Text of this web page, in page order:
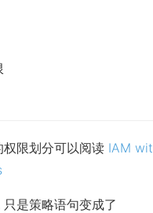
限划分可以阅读 IAM
是策略语句变成了